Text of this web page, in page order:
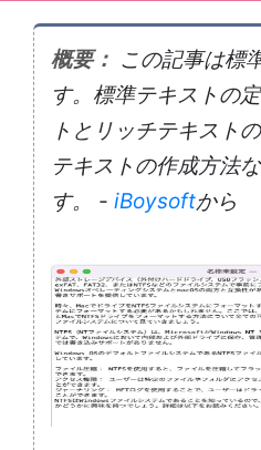
概要： この記事は標
す。標準テキストの
トとリッチテキスト
テキストの作成方法
す。 - iBoysoftから